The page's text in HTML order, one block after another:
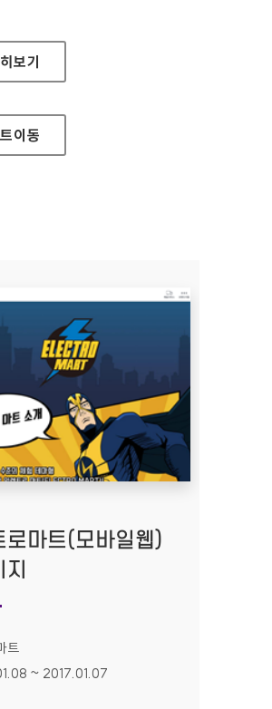
청 홈페이지
보기
이동
로마트(모바일웹)
트
:
~ 2017.01.07